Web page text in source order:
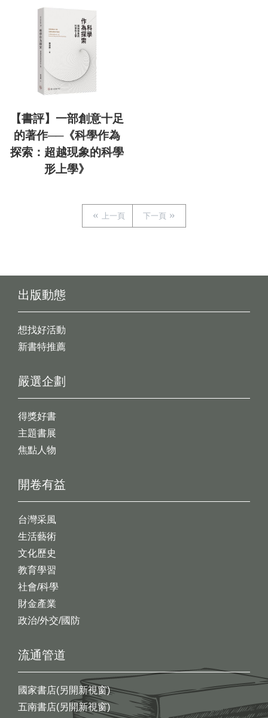
【書評】一部創意十足
的著作──《科學作為
探索：超越現象的科學
形上學》
上一頁 下一頁
出版動態
想找好活動
新書特推薦
開卷有益
台灣采風
生活藝術
文化歷史
教育學習
社會/科學
財金產業
政治/外交/國防
嚴選企劃
得獎好書
主題書展
焦點人物
流通管道
國家書店(另開新視窗)
五南書店(另開新視窗)